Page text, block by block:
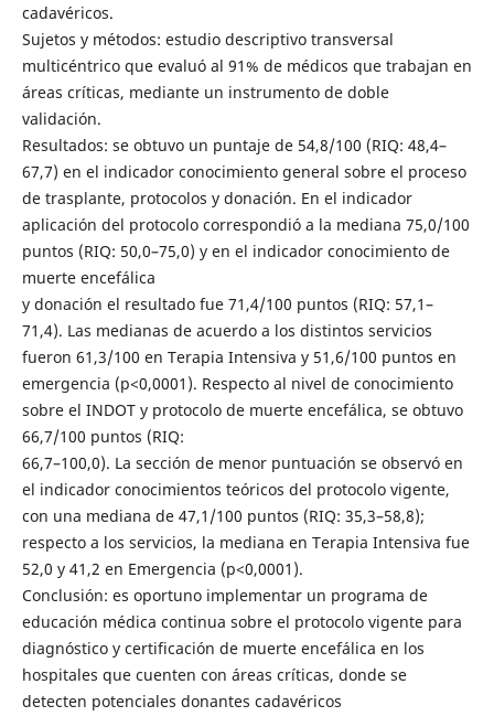
cadavéricos.
Sujetos y métodos: estudio descriptivo transversal
multicéntrico que evaluó al 91% de médicos que trabajan en
áreas críticas, mediante un instrumento de doble
validación.
Resultados: se obtuvo un puntaje de 54,8/100 (RIQ: 48,4–
67,7) en el indicador conocimiento general sobre el proceso
de trasplante, protocolos y donación. En el indicador
aplicación del protocolo correspondió a la mediana 75,0/100
puntos (RIQ: 50,0–75,0) y en el indicador conocimiento de
muerte encefálica
y donación el resultado fue 71,4/100 puntos (RIQ: 57,1–
71,4). Las medianas de acuerdo a los distintos servicios
fueron 61,3/100 en Terapia Intensiva y 51,6/100 puntos en
emergencia (p<0,0001). Respecto al nivel de conocimiento
sobre el INDOT y protocolo de muerte encefálica, se obtuvo
66,7/100 puntos (RIQ:
66,7–100,0). La sección de menor puntuación se observó en
el indicador conocimientos teóricos del protocolo vigente,
con una mediana de 47,1/100 puntos (RIQ: 35,3–58,8);
respecto a los servicios, la mediana en Terapia Intensiva fue
52,0 y 41,2 en Emergencia (p<0,0001).
Conclusión: es oportuno implementar un programa de
educación médica continua sobre el protocolo vigente para
diagnóstico y certificación de muerte encefálica en los
hospitales que cuenten con áreas críticas, donde se
detecten potenciales donantes cadavéricos